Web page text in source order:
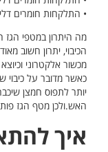
• התלקחות חומרים
מה היתרון במטפי הגז
הכיבוי, יתרון חשוב
מכשור אלקטרוני
כאשר מדובר על כיבוי
יותר לתפוס חמצן
האש.ולכן מטף הגז
איך